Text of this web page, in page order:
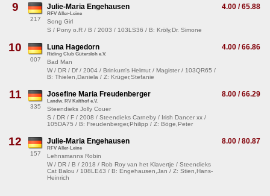
9
217
4.00 / 65.88
Julie-Maria Engehausen
RFV Aller-Leine
Song Girl
S / Pony o.R / B / 2003 / 103LS36 / B: Kröly,Dr. Simone
10
007
4.00 / 66.86
Luna Hagedorn
Riding Club Gütersloh e.V.
Bad Man
W / DR / Df / 2004 / Brinkum's Helmut / Magister / 103QR65 /
B: Thielen,Daniela / Z: Krüger,Stefanie
11
335
8.00 / 66.29
Josefine Maria Freudenberger
Landw. RV Kalthof e.V.
Steendieks Jolly Couer
S / DR / F / 2008 / Steendieks Carneby / Irish Dancer xx /
105DA75 / B: Freudenberger,Philipp / Z: Böge,Peter
12
157
8.00 / 80.87
Julie-Maria Engehausen
RFV Aller-Leine
Lehnsmanns Robin
W / DR / B / 2018 / Rob Roy van het Klavertje / Steendieks
Cat Balou / 108LE43 / B: Engehausen,Jan / Z: Stien,Hans-
Heinrich